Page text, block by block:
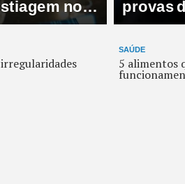
ousada
mãos:
SAÚDE
5 alimentos